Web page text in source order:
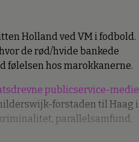
Holland ved VM i fodbold.
de rød/hvide bankede
følelsen hos marokkanerne.
publicservice-medie
forstaden til Haag i
parallelsamfund,